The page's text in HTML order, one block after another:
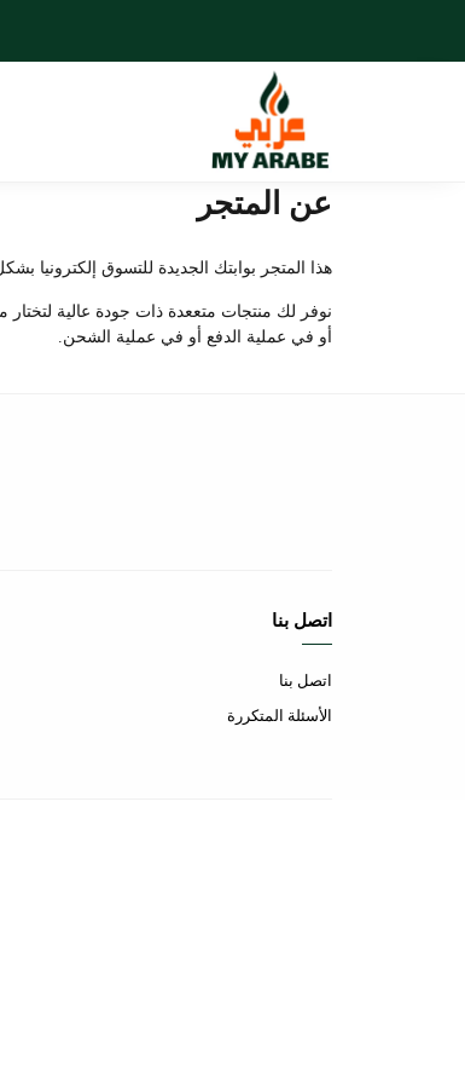
عن المتجر
هذا المتجر بوابتك الجديدة للتسوق إلكترونيا
نوفر لك منتجات متععدة ذات جودة عالية
أو في عملية الدفع أو في عملية الشحن.
اتصل بنا
اتصل بنا
الأسئلة المتكررة